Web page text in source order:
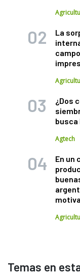
La
¿Dos
busca
Agtech
En un
Temas en